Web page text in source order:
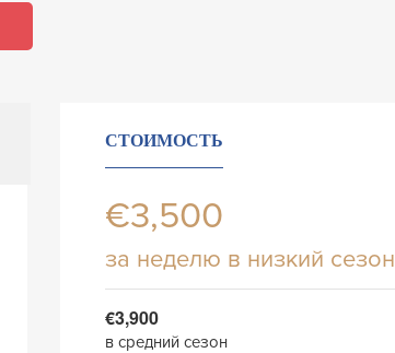
СТОИМОСТЬ
€3,500
за неделю в низкий сезон
€3,900
в средний сезон